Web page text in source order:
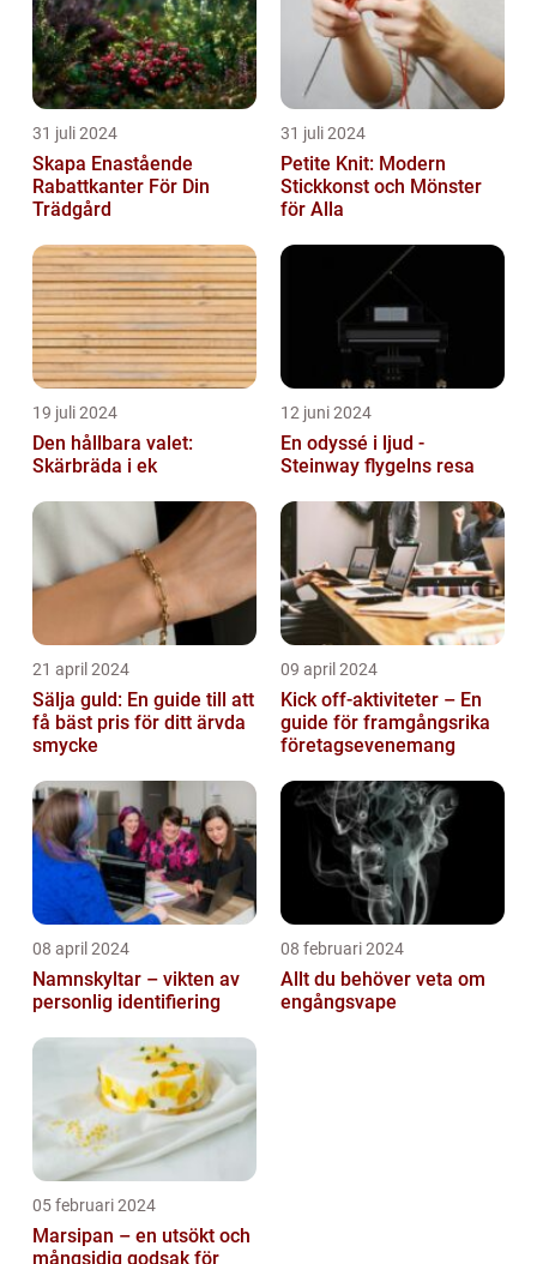
31 juli 2024
Skapa Enastående
Rabattkanter För Din
Trädgård
31 juli 2024
Petite Knit: Modern
Stickkonst och Mönster
för Alla
19 juli 2024
Den hållbara valet:
Skärbräda i ek
12 juni 2024
En odyssé i ljud -
Steinway flygelns resa
21 april 2024
Sälja guld: En guide till att
få bäst pris för ditt ärvda
smycke
09 april 2024
Kick off-aktiviteter – En
guide för framgångsrika
företagsevenemang
08 april 2024
Namnskyltar – vikten av
personlig identifiering
08 februari 2024
Allt du behöver veta om
engångsvape
05 februari 2024
Marsipan – en utsökt och
mångsidig godsak för